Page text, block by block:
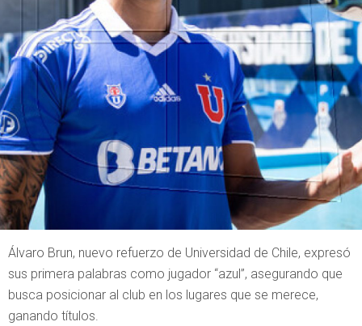
Álvaro Brun, nuevo refuerzo de Universidad de Chile, expresó
sus primera palabras como jugador “azul”, asegurando que
busca posicionar al club en los lugares que se merece,
ganando títulos.